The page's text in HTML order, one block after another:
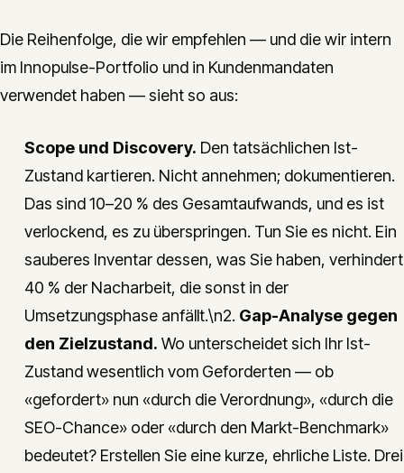
Die Reihenfolge, die wir empfehlen — und die wir intern
im Innopulse-Portfolio und in Kundenmandaten
verwendet haben — sieht so aus:
Scope und Discovery. Den tatsächlichen Ist-
Zustand kartieren. Nicht annehmen; dokumentieren.
Das sind 10–20 % des Gesamtaufwands, und es ist
verlockend, es zu überspringen. Tun Sie es nicht. Ein
sauberes Inventar dessen, was Sie haben, verhindert
40 % der Nacharbeit, die sonst in der
Umsetzungsphase anfällt.\n2. Gap-Analyse gegen
den Zielzustand. Wo unterscheidet sich Ihr Ist-
Zustand wesentlich vom Geforderten — ob
«gefordert» nun «durch die Verordnung», «durch die
SEO-Chance» oder «durch den Markt-Benchmark»
bedeutet? Erstellen Sie eine kurze, ehrliche Liste. Drei